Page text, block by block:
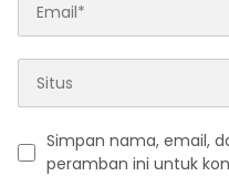
Simpan nama, email,
peramban ini untuk